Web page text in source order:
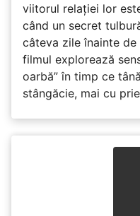
viitorul relației lor
când un secret
câteva zile înainte
filmul explorează
oarbă” în timp ce
stângăcie, mai cu